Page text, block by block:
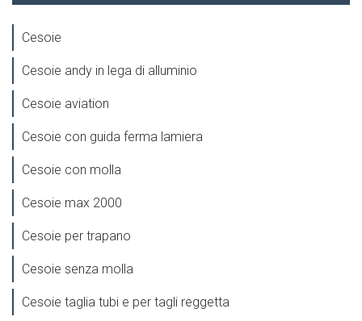
Cesoie
Cesoie andy in lega di alluminio
Cesoie aviation
Cesoie con guida ferma lamiera
Cesoie con molla
Cesoie max 2000
Cesoie per trapano
Cesoie senza molla
Cesoie taglia tubi e per tagli reggetta